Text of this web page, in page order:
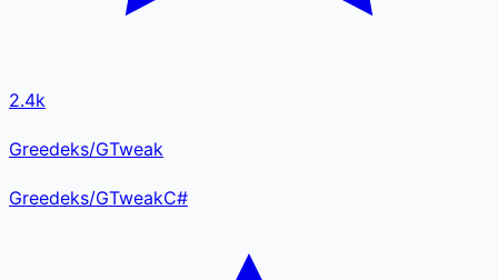
2.4k
Greedeks/GTweak
Greedeks/GTweakC#